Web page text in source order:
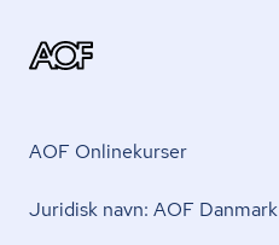
AOF Onlinekurser
Juridisk navn: AOF Danmark